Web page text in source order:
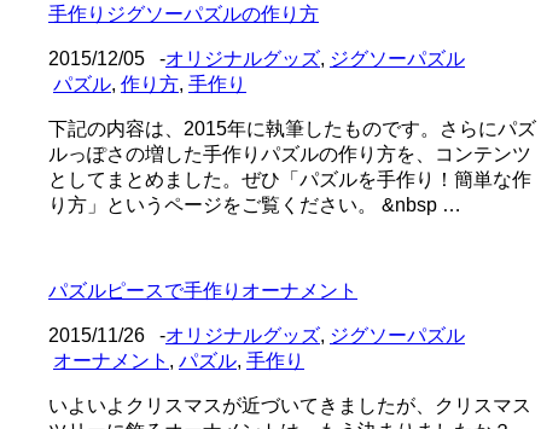
手作りジグソーパズルの作り方
2015/12/05 -オリジナルグッズ, ジグソーパズル
パズル, 作り方, 手作り
下記の内容は、2015年に執筆したものです。さらにパズ
ルっぽさの増した手作りパズルの作り方を、コンテンツ
としてまとめました。ぜひ「パズルを手作り！簡単な作
り方」というページをご覧ください。 &nbsp …
パズルピースで手作りオーナメント
2015/11/26 -オリジナルグッズ, ジグソーパズル
オーナメント , パズル, 手作り
いよいよクリスマスが近づいてきましたが、クリスマス